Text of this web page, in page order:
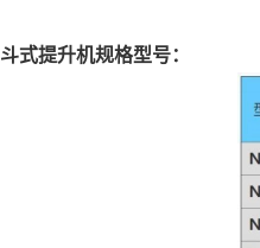
斗式提升机规格型号：